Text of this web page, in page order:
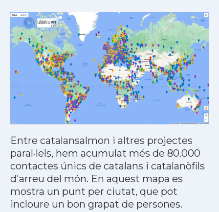
Entre catalansalmon i altres projectes
paral·lels, hem acumulat més de 80.000
contactes únics de catalans i catalanòfils
d'arreu del món. En aquest mapa es
mostra un punt per ciutat, que pot
incloure un bon grapat de persones.